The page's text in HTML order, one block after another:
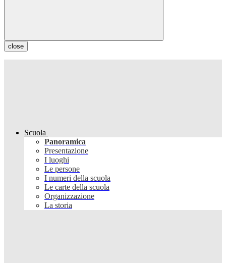
close
Scuola
Panoramica
Presentazione
I luoghi
Le persone
I numeri della scuola
Le carte della scuola
Organizzazione
La storia